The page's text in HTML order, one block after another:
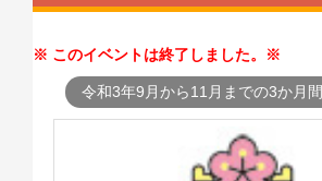
このイベントは終了しました。
令和3年9月から11月までの3か月間